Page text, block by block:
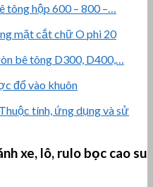
tông hộp 600 – 800 –…
bê tông D300, D400,…
tính, ứng dụng và sử
xe, lô, rulo bọc cao su